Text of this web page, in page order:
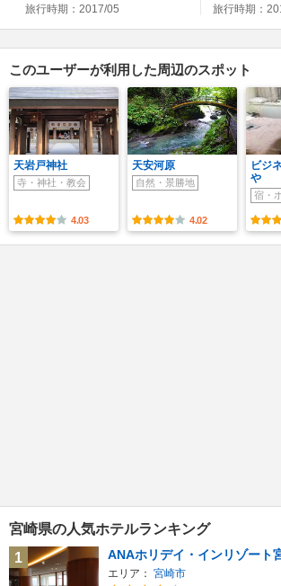
旅行時期：2017/05 旅行時期：
このユーザーが利用した周辺のスポット
天岩戸神社
寺・神社・教会
4.03
天安河原
自然・景勝地
4.02
ビジ
や
宿・
宮崎県の人気ホテルランキング
1
ANAホリデイ・インリゾート
エリア： 宮崎市